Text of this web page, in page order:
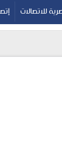
للاتصالات